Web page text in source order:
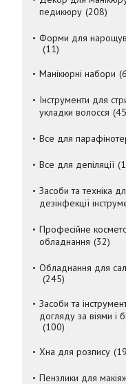
педикюру 208
Форми для
11
Манікюрні набори
Інструменти для
укладки волосся
Все для
Все для депіляції
Засоби та техніка
дезінфекції
Професійне
обладнання
32
Обладнання для
245
Засоби та
догляду за віями і
100
Хна для розпису 19
Пензлики для